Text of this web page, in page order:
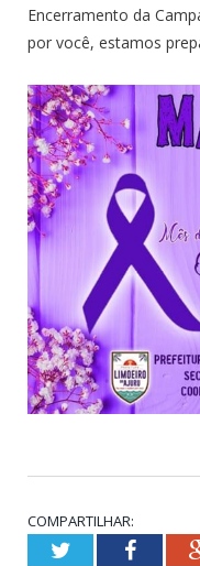
Encerramento da
por você, estamos
COMPARTILHAR:
Twitter